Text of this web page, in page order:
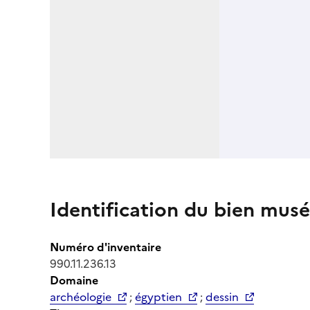
Identification du bien
Numéro d'inventaire
990.11.236.13
Domaine
archéologie
;égyptien ;dessin